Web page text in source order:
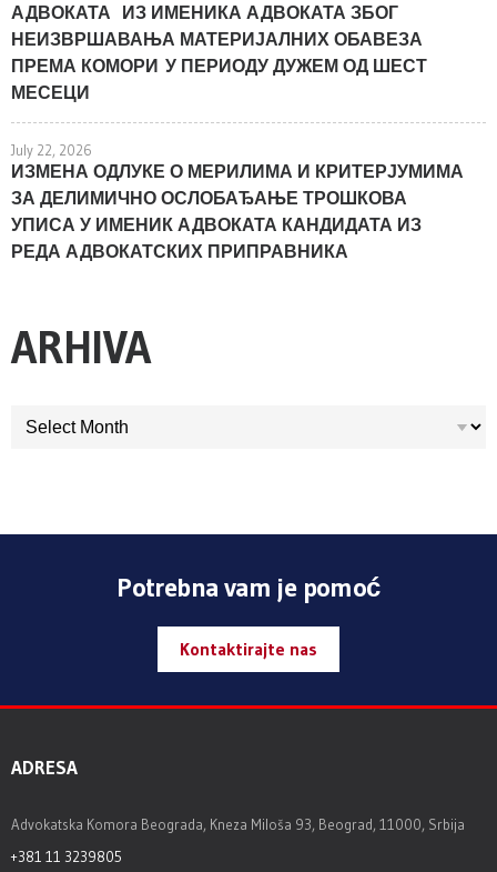
АДВОКАТА ИЗ ИМЕНИКА АДВОКАТА ЗБОГ
НЕИЗВРШАВАЊА МАТЕРИЈАЛНИХ ОБАВЕЗА
ПРЕМА КОМОРИ У ПЕРИОДУ ДУЖЕМ ОД ШЕСТ
МЕСЕЦИ
July 22, 2026
ИЗМЕНА ОДЛУКЕ О МЕРИЛИМА И КРИТЕРЈУМИМА
ЗА ДЕЛИМИЧНО ОСЛОБАЂАЊЕ ТРОШКОВА
УПИСА У ИМЕНИК АДВОКАТА КАНДИДАТА ИЗ
РЕДА АДВОКАТСКИХ ПРИПРАВНИКА
ARHIVA
ARHIVA
Potrebna vam je pomoć
Kontaktirajte nas
ADRESA
Advokatska Komora Beograda, Kneza Miloša 93, Beograd, 11000, Srbija
+381 11 3239805